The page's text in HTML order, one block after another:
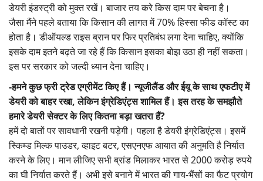
डेयरी इंडस्ट्री को मुक्त रखें। बाजार तय करे किस दाम पर बेचना है।
जैसा मैंने पहले बताया कि किसान की लागत में 70% हिस्सा फीड कॉस्ट का
होता है। डीऑयल्ड राइस ब्रान पर फिर प्रतिबंध लगा देना चाहिए, क्योंकि
इसके दाम इतने बढ़ते जा रहे हैं कि किसान इसका बोझ उठा ही नहीं सकता।
इस पर सरकार को जल्दी ध्यान देना चाहिए।
-हमने कुछ फ्री ट्रेड एग्रीमेंट किए हैं। न्यूजीलैंड और ईयू के साथ एफटीए में
डेयरी को बाहर रखा, लेकिन इंग्रेडिएंट्स शामिल हैं। इस तरह के समझौते
हमारे डेयरी सेक्टर के लिए कितना बड़ा खतरा हैं?
हमें दो बातों पर सावधानी रखनी पड़ेगी। पहला है डेयरी इंग्रेडिएंट्स। इसमें
स्किम्ड मिल्क पाउडर, व्हाइट बटर, एसएनएफ आयात की अनुमति है निर्यात
करने के लिए। मान लीजिए सभी ब्रांड मिलाकर भारत से 2000 करोड़ रुपये
का घी निर्यात करते हैं। अभी इसे बनाने में भारत की गाय-भैंसों का फैट प्रयोग